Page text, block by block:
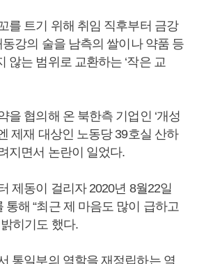
를 트기 위해 취임 직후부터 금강
강의 술을 남측의 쌀이나 약품 등
않는 범위로 교환하는 ‘작은 교
을 협의해 온 북한측 기업인 ‘개성
제재 대상인 노동당 39호실 산하
지면서 논란이 일었다.
제동이 걸리자 2020년 8월22일
통해 “최근 제 마음도 많이 급하고
히기도 했다.
통일부의 역할을 재정립하는 역